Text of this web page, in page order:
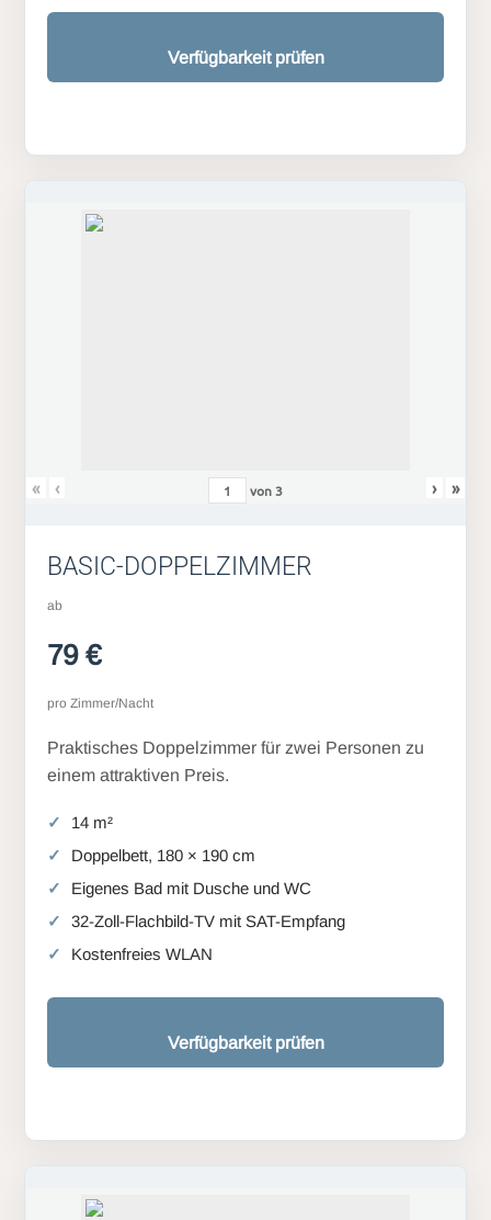
Verfügbarkeit prüfen
« ‹ von3 › »
BASIC-DOPPELZIMMER
ab
79 €
pro Zimmer/Nacht
Praktisches Doppelzimmer für zwei Personen zu
einem attraktiven Preis.
14 m²
Doppelbett, 180 × 190 cm
Eigenes Bad mit Dusche und WC
32-Zoll-Flachbild-TV mit SAT-Empfang
Kostenfreies WLAN
Verfügbarkeit prüfen